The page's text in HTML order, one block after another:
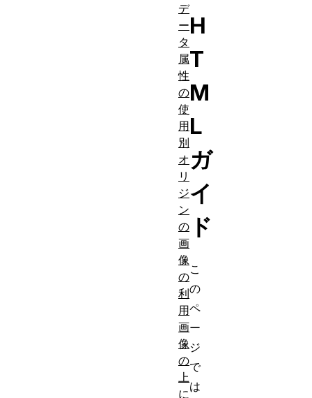
H
T
M
L
ガ
イ
ド
こ
の
ペ
ー
ジ
で
は
デ
ー
タ
属
性
の
使
用
別
オ
リ
ジ
ン
の
画
像
の
利
用
画
像
の
上
に